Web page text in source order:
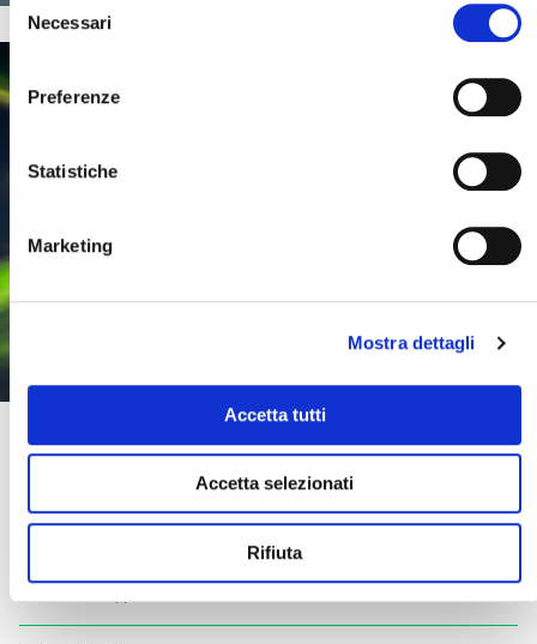
delNecessari
Preferenze
Statistiche
Marketing
Mostra dettagli
Accetta tutti
Accetta selezionati
Rifiuta
Aurora Boreale in Arctic Boutique Hotel -
Lapponia Svedese
Una emozionante avventura alla ricerca dell’aurora boreale con divertenti